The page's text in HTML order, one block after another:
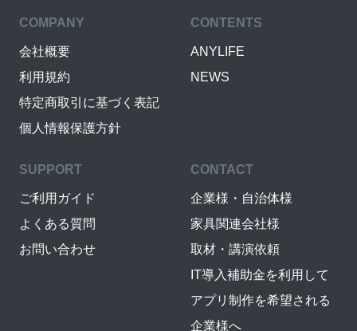
COMPANY
会社概要
利用規約
特定商取引に基づく表記
個人情報保護方針
CONTENTS
ANYLIFE
NEWS
SUPPORT
ご利用ガイド
よくある質問
お問い合わせ
CONTACT
企業様・自治体様
家具関連会社様
取材・講演依頼
IT導入補助金を利用して
アプリ制作を希望される
企業様へ